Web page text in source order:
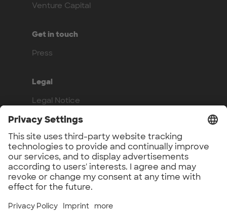
Venture Capital
Get in touch
Press
Legal
Legal Notice
Privacy Policy
Compliance
Work with us
Benefits
Vacancies